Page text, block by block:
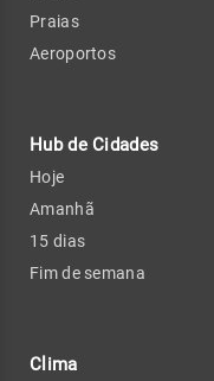
Praias
Aeroportos
Hub de Cidades
Hoje
Amanhã
15 dias
Fim de semana
Clima